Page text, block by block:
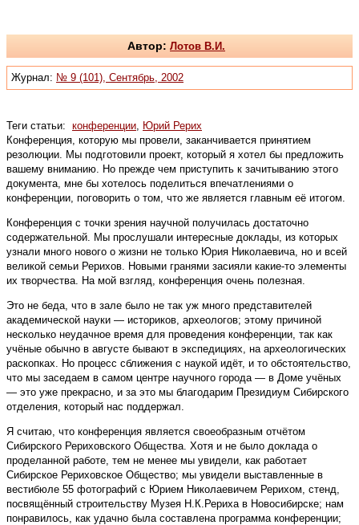
Автор: Лотов В.И.
Журнал: № 9 (101), Сентябрь, 2002
Теги статьи: конференции Юрий Рерих
Конференция, которую мы провели, заканчивается принятием
резолюции. Мы подготовили проект, который я хотел бы предложить
вашему вниманию. Но прежде чем приступить к зачитыванию этого
документа, мне бы хотелось поделиться впечатлениями о
конференции, поговорить о том, что же является главным её итогом.
Конференция с точки зрения научной получилась достаточно
содержательной. Мы прослушали интересные доклады, из которых
узнали много нового о жизни не только Юрия Николаевича, но и всей
великой семьи Рерихов. Новыми гранями засияли какие-то элементы
их творчества. На мой взгляд, конференция очень полезная.
Это не беда, что в зале было не так уж много представителей
академической науки — историков, археологов; этому причиной
несколько неудачное время для проведения конференции, так как
учёные обычно в августе бывают в экспедициях, на археологических
раскопках. Но процесс сближения с наукой идёт, и то обстоятельство,
что мы заседаем в самом центре научного города — в Доме учёных
— это уже прекрасно, и за это мы благодарим Президиум Сибирского
отделения, который нас поддержал.
Я считаю, что конференция является своеобраз­ным отчётом
Сибирского Рериховского Общества. Хотя и не было доклада о
проделанной работе, тем не менее мы увидели, как работает
Сибирское Рериховское Общество; мы увидели выставленные в
вестибюле 55 фотографий с Юрием Николаевичем Рерихом, стенд,
посвящённый строительству Музея Н.К.Рериха в Новосибирске; нам
понравилось, как удачно была составлена программа конференции;